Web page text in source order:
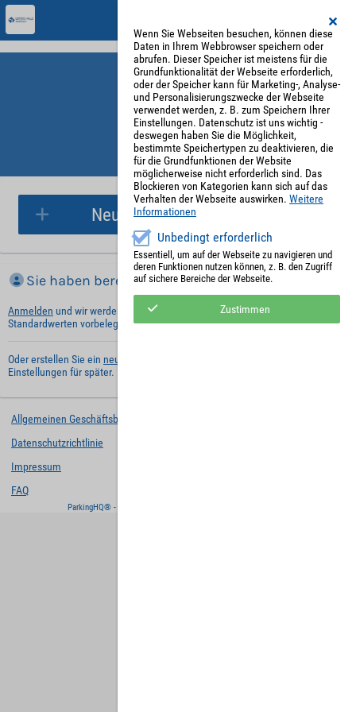
Parkplatzreservierung
Sie haben bereits ein Konto?
Anmelden und wir werden die notwendigen Informationen mit Ihren
Standardwerten vorbelegen.
Oder erstellen Sie ein neues Benutzerkonto
Einstellungen für später.
Neue Parkplatzreservierung
Allgemeinen Geschäftsbedingungen
Datenschutzrichtlinie
Impressum
FAQ
ParkingHQ® - eine Lösung von
Wenn Sie Webseiten besuchen, können diese
Daten in Ihrem Webbrowser speichern oder
abrufen. Dieser Speicher ist meistens für die
Grundfunktionalität der Webseite erforderlich,
oder der Speicher kann für Marketing-, Analyse-
und Personalisierungszwecke der Webseite
verwendet werden, z. B. zum Speichern Ihrer
Einstellungen. Datenschutz ist uns wichtig -
deswegen haben Sie die Möglichkeit,
bestimmte Speichertypen zu deaktivieren, die
für die Grundfunktionen der Website
möglicherweise nicht erforderlich sind. Das
Blockieren von Kategorien kann sich auf das
Verhalten der Webseite auswirken. Weitere
Informationen
Unbedingt erforderlich
Essentiell, um auf der Webseite zu navigieren und
deren Funktionen nutzen können, z. B. den Zugriff
auf sichere Bereiche der Webseite.
Zustimmen